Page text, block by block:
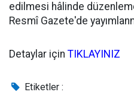
edilmesi hâlinde
Resmî Gazete'de
Detaylar için TIKLAYINIZ
Etiketler :